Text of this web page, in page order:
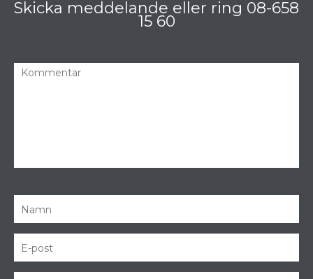
Skicka meddelande eller ring 08-658
15 60